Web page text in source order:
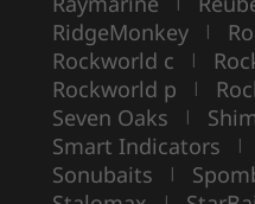
RidgeMonkey |
Rockworld c |
Rockworld p |
Seven Oaks |
Smart Indicators |
Sonubaits |